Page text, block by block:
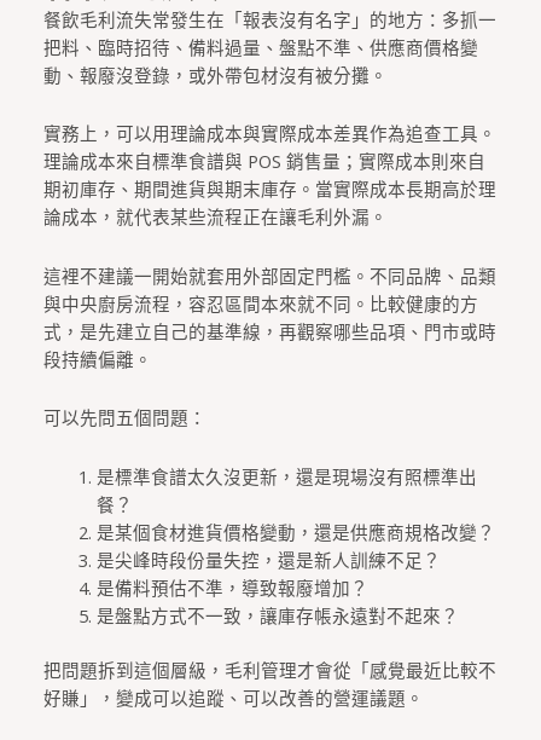
餐飲毛利流失常發生在「報表沒有名字」的地方：多抓一
把料、臨時招待、備料過量、盤點不準、供應商價格變
動、報廢沒登錄，或外帶包材沒有被分攤。
實務上，可以用理論成本與實際成本差異作為追查工具。
理論成本來自標準食譜與 POS 銷售量；實際成本則來自
期初庫存、期間進貨與期末庫存。當實際成本長期高於理
論成本，就代表某些流程正在讓毛利外漏。
這裡不建議一開始就套用外部固定門檻。不同品牌、品類
與中央廚房流程，容忍區間本來就不同。比較健康的方
式，是先建立自己的基準線，再觀察哪些品項、門市或時
段持續偏離。
可以先問五個問題：
是標準食譜太久沒更新，還是現場沒有照標準出
餐？
是某個食材進貨價格變動，還是供應商規格改變？
是尖峰時段份量失控，還是新人訓練不足？
是備料預估不準，導致報廢增加？
是盤點方式不一致，讓庫存帳永遠對不起來？
把問題拆到這個層級，毛利管理才會從「感覺最近比較不
好賺」，變成可以追蹤、可以改善的營運議題。